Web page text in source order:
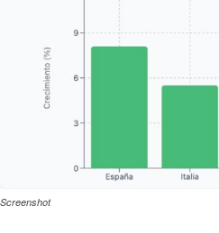
Screenshot